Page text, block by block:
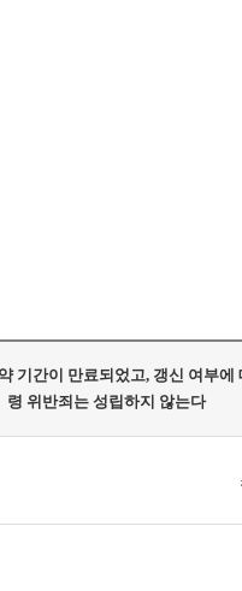
기간이 만료되었고, 갱신 여부에
령 위반죄는 성립하지 않는다